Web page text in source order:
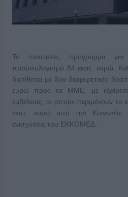
Το πενταετές πρόγραμμα
προϋπολογισμό 84 εκατ. ευρώ.
διατίθεται με δύο διαφορετικές
ευρώ προς τα ΜΜΕ, με
εμβέλειας, οι οποίοι περιμένουν
εκατ. ευρώ από την Κοινωνία
ενισχύσεις του ΕΚΚΟΜΕΔ.